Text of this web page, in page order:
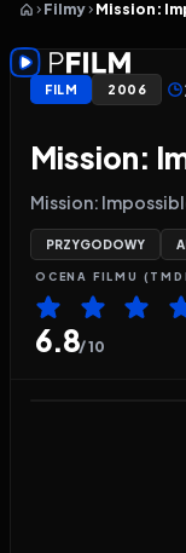
Filmy Mission:
FILM 2006
Mission:
Mission:
PRZYGODOWY
OCENA FILMU
6.8/ 10